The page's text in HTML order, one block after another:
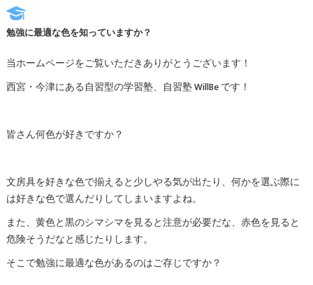
勉強に最適な色を知っていますか？
当ホームページをご覧いただきありがとうございます！
西宮・今津にある自習型の学習塾、自習塾 WillBe です！
皆さん何色が好きですか？
文房具を好きな色で揃えると少しやる気が出たり、何かを選ぶ際に
は好きな色で選んだりしてしまいますよね。
また、黄色と黒のシマシマを見ると注意が必要だな、赤色を見ると
危険そうだなと感じたりします。
そこで勉強に最適な色があるのはご存じですか？